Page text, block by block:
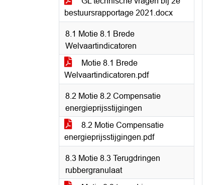
bestuursrapportage 2021.docx
8.1 Motie 8.1 Brede
Welvaartindicatoren
Motie 8.1 Brede
Welvaartindicatoren.pdf
8.2 Motie 8.2 Compensatie
energieprijsstijgingen
8.2 Motie Compensatie
energieprijsstijgingen.pdf
8.3 Motie 8.3 Terugdringen
rubbergranulaat